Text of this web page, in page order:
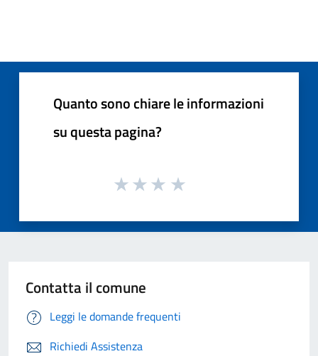
Quanto sono chiare le informazioni
su questa pagina?
Contatta il comune
Leggi le domande frequenti
Richiedi Assistenza